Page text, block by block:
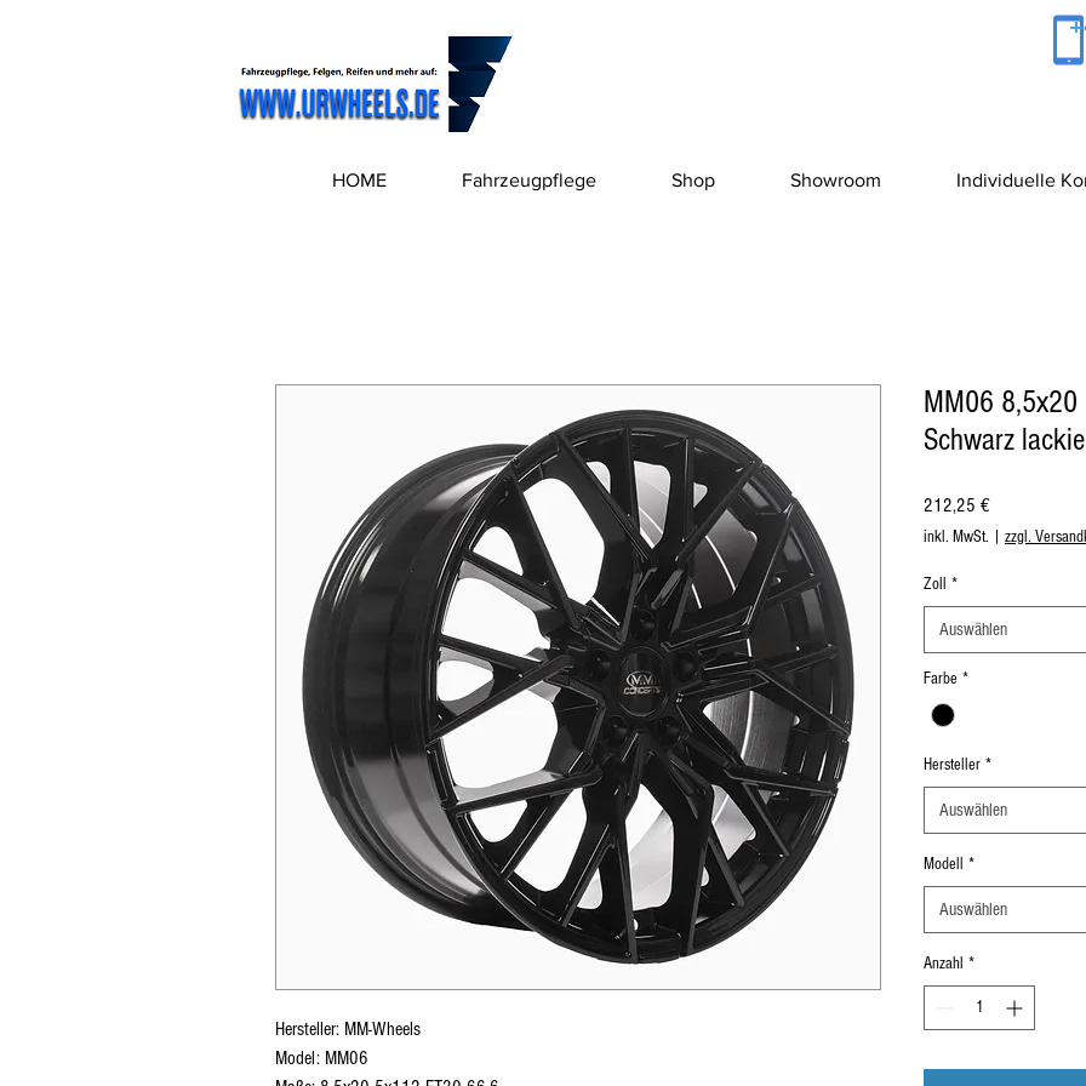
HOME Fahrzeugpflege Shop Showroom Individuelle
Hersteller: MM-Wheels
Model: MM06
MM06
Schwarz
212,25 €Preis
inkl. MwSt. zzgl.
Zoll *
Auswählen
Farbe *
Hersteller *
Auswählen
Modell *
Auswählen
Anzahl *